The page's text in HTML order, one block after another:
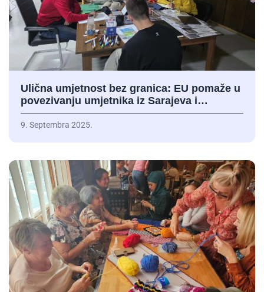
Ulična umjetnost bez granica: EU pomaže u
povezivanju umjetnika iz Sarajeva i…
9. Septembra 2025.